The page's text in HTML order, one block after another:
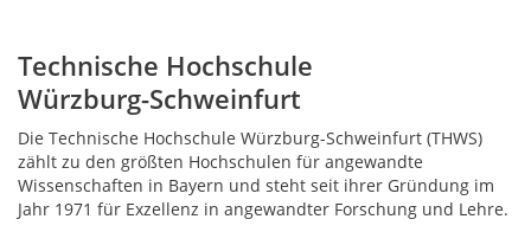
Technische Hochschule
Würzburg-Schweinfurt
Die Technische Hochschule Würzburg-Schweinfurt (THWS)
zählt zu den größten Hochschulen für angewandte
Wissenschaften in Bayern und steht seit ihrer Gründung im
Jahr 1971 für Exzellenz in angewandter Forschung und Lehre.